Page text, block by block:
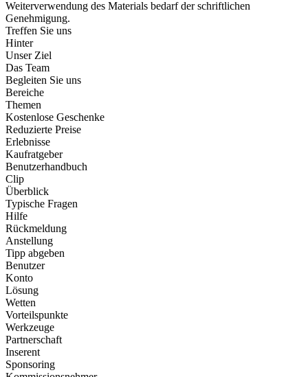
Weiterverwendung des Materials bedarf der schriftlichen
Genehmigung.
Treffen Sie uns
Hinter
Unser Ziel
Das Team
Begleiten Sie uns
Bereiche
Themen
Kostenlose Geschenke
Reduzierte Preise
Erlebnisse
Kaufratgeber
Benutzerhandbuch
Clip
Überblick
Typische Fragen
Hilfe
Rückmeldung
Anstellung
Tipp abgeben
Benutzer
Konto
Lösung
Wetten
Vorteilspunkte
Werkzeuge
Partnerschaft
Inserent
Sponsoring